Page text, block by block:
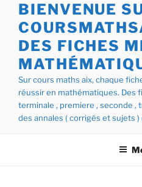
BIENVENUE
DES FICHES
Sur cours maths aix, chaque
réussir en mathématiques. Des
terminale , premiere , seconde ,
des annales ( corrigés et sujets